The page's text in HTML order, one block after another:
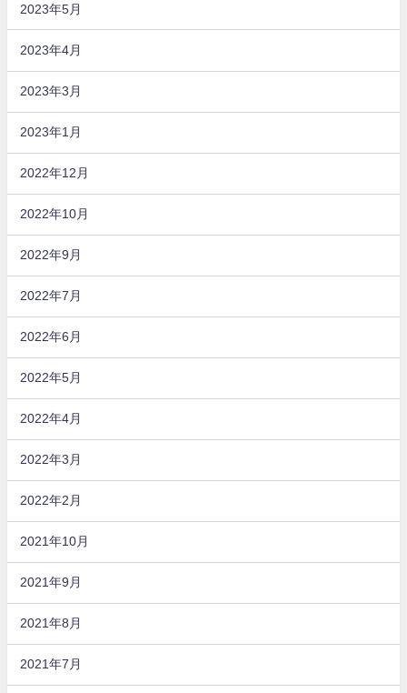
2023年5月
2023年4月
2023年3月
2023年1月
2022年12月
2022年10月
2022年9月
2022年7月
2022年6月
2022年5月
2022年4月
2022年3月
2022年2月
2021年10月
2021年9月
2021年8月
2021年7月